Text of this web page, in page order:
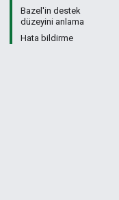
Bazel'in destek
düzeyini anlama
Hata bildirme